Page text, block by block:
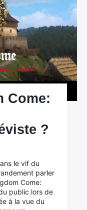
Come:
?
le vif du
parler
Come:
public lors de
à la vue du